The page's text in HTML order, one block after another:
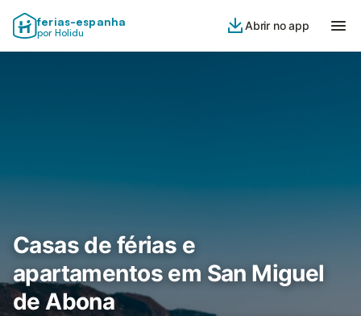
ferias-espanha
por Holidu
Abrir no app
Casas de férias e
apartamentos em San Miguel
de Abona